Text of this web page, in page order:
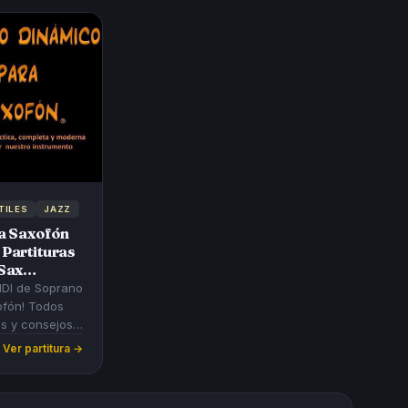
JAZZ
Saxofón
Si bemol
de Soprano
Ver partitura →